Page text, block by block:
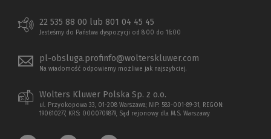
22 535 88 00 lub 801 04 45 45
Jesteśmy do Państwa dyspozycji od 8:00 do 16:00
pl-obsluga.profinfo@wolterskluwer.com
Na wiadomość odpowiemy możliwe jak najszybciej.
Wolters Kluwer Polska Sp. z o.o.
ul. Przyokopowa 33, 01-208 Warszawa; NIP: 583-001-89-31, REGON:
190610277, KRS: 0000709879, Sąd rejonowy dla M.S. Warszawy